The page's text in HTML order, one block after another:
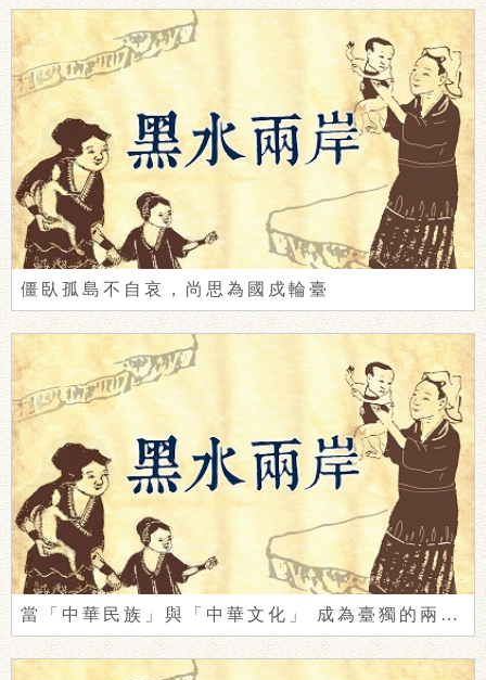
僵臥孤島不自哀，尚思為國戍輪臺
當「中華民族」與「中華文化」 成為臺獨的兩岸門票